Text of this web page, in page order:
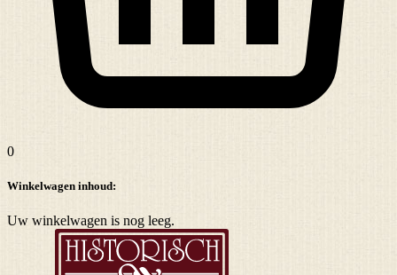
0
Winkelwagen inhoud:
Uw winkelwagen is nog leeg.